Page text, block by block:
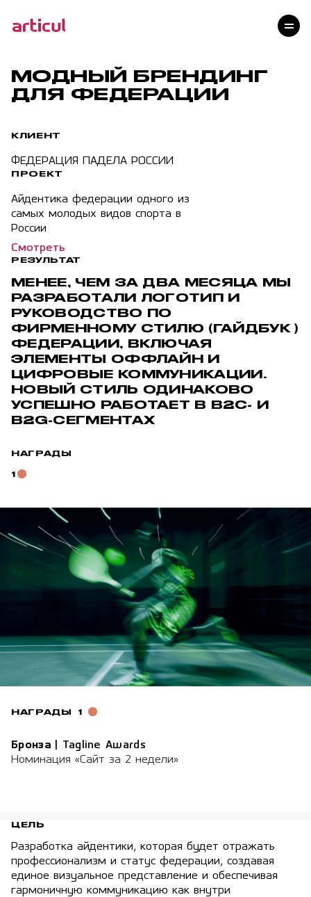
Услуги
Технологии
Клиенты
Награды
Контакты
Карьера
Блог
МОДНЫЙ БРЕНДИНГ
ДЛЯ ФЕДЕРАЦИИ
КЛИЕНТ
ФЕДЕРАЦИЯ ПАДЕЛА РОССИИ
ПРОЕКТ
Айдентика федерации одного из
самых молодых видов спорта в
России
Смотреть
РЕЗУЛЬТАТ
МЕНЕЕ, ЧЕМ ЗА ДВА МЕСЯЦА МЫ
РАЗРАБОТАЛИ ЛОГОТИП И
РУКОВОДСТВО ПО
ФИРМЕННОМУ СТИЛЮ (ГАЙДБУК )
ФЕДЕРАЦИИ, ВКЛЮЧАЯ
ЭЛЕМЕНТЫ ОФФЛАЙН И
ЦИФРОВЫЕ КОММУНИКАЦИИ.
НОВЫЙ СТИЛЬ ОДИНАКОВО
УСПЕШНО РАБОТАЕТ В B2C- И
B2G-СЕГМЕНТАХ
НАГРАДЫ
1
НАГРАДЫ 1
Бронза
Tagline Awards
Номинация «Сайт за 2 недели»
ЦЕЛЬ
Разработка айдентики, которая будет отражать
профессионализм и статус федерации, создавая
единое визуальное представление и обеспечивая
гармоничную коммуникацию как внутри